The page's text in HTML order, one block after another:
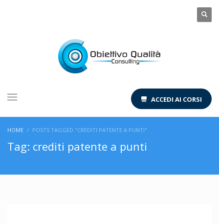
ACCEDI AI CORSI
HOME POSTS TAGGED "CREDITI PATENTE A PUNTI"
Tag: crediti patente a punti